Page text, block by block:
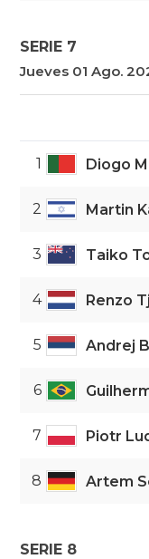
SERIE 7
Jueves 01 Ago.
1 Diogo
2 Martin
3 Taiko
4 Renzo
5 Andrej
6
7 Piotr
8 Artem
SERIE 8